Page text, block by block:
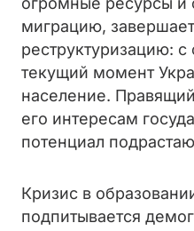
миграцию,
реструктуризацию:
текущий момент
население.
его интересам
потенциал
Кризис в
подпитывается